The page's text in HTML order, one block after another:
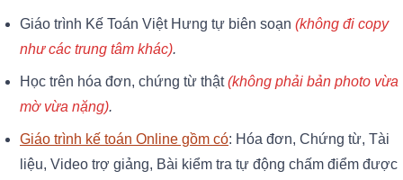
Giáo trình Kế Toán Việt Hưng tự biên soạn (không đi copy
như các trung tâm khác).
Học trên hóa đơn, chứng từ thật(không phải bản photo vừa
mờ vừa nặng).
Giáo trình kế toán Online gồm có: Hóa đơn, Chứng từ, Tài
liệu, Video trợ giảng, Bài kiểm tra tự động chấm điểm được